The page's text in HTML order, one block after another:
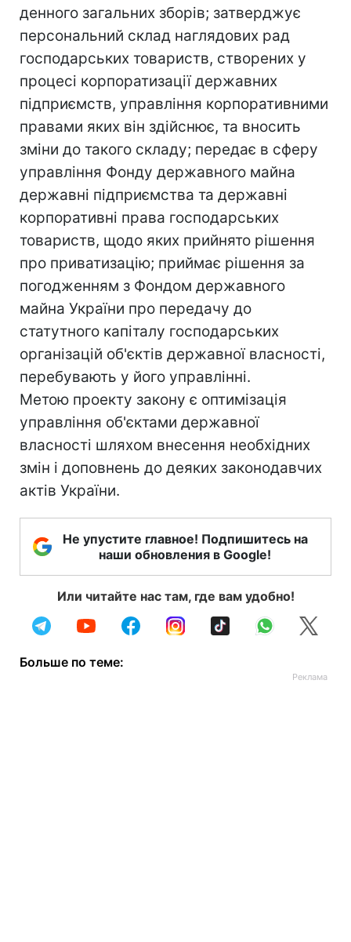
денного загальних зборів; затверджує
персональний склад наглядових рад
господарських товариств, створених у
процесі корпоратизації державних
підприємств, управління корпоративними
правами яких він здійснює, та вносить
зміни до такого складу; передає в сферу
управління Фонду державного майна
державні підприємства та державні
корпоративні права господарських
товариств, щодо яких прийнято рішення
про приватизацію; приймає рішення за
погодженням з Фондом державного
майна України про передачу до
статутного капіталу господарських
організацій об'єктів державної власності,
перебувають у його управлінні.
Метою проекту закону є оптимізація
управління об'єктами державної
власності шляхом внесення необхідних
змін і доповнень до деяких законодавчих
актів України.
Не упустите главное! Подпишитесь на
наши обновления в Google!
Или читайте нас там, где вам удобно!
Больше по теме: